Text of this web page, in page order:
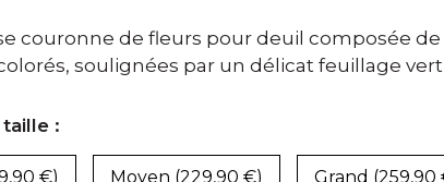
couronne de fleurs pour deuil composée de
soulignées par un délicat feuillage
:
€) Moyen (229,90 €) Grand (259,90